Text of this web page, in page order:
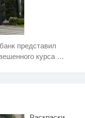
представил
курса …
i